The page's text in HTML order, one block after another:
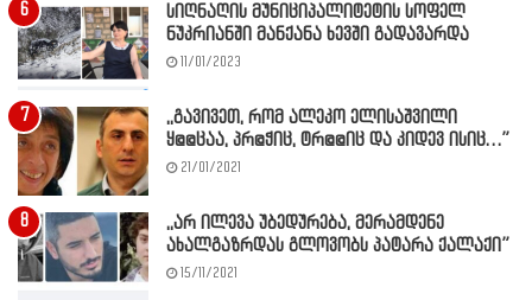
სიღნაღის მუნიციპალიტეტის სოფელ
ნუკრიანში მანქანა ხევში გადავარდა
11/01/2023
,,გავივეთ, რომ ალეკო ელისაშვილი
ყ@@ცაა, პრ@ჭიც, ტრ@@იც და კიდევ ისიც…”
21/01/2021
,,არ ილევა უბედურება, მერამდენე
ახალგაზრდას გლოვობს პატარა ქალაქი”
15/11/2021